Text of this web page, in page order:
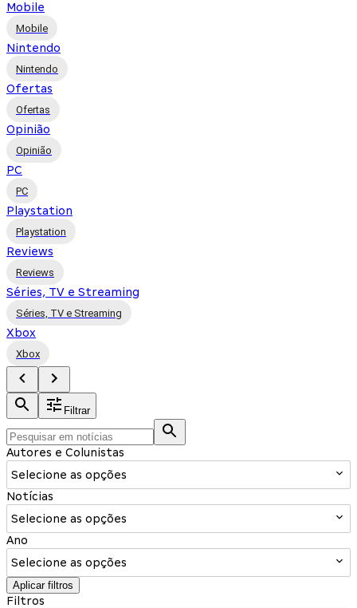
Mobile
Mobile
Nintendo
Nintendo
Ofertas
Ofertas
Opinião
Opinião
PC
PC
Playstation
Playstation
Reviews
Reviews
Séries, TV e Streaming
Séries, TV e Streaming
Xbox
Xbox
Filtrar
Autores e Colunistas
Selecione as opções
Notícias
Selecione as opções
Ano
Selecione as opções
Aplicar filtros
Filtros